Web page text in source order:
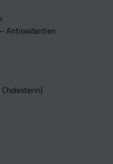
Antioxidantien